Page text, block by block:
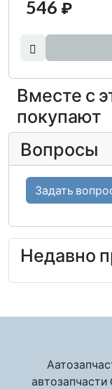
546 ₽
Вместе с
покупают
Вопросы
Задать
Недавно
автозапчасти